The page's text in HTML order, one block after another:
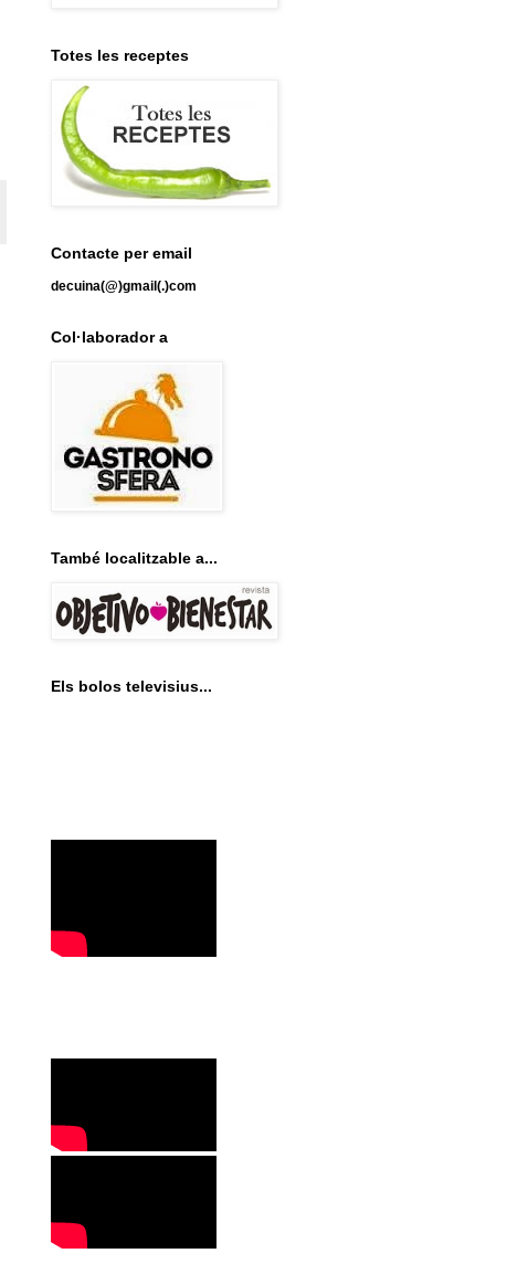
Totes les receptes
Contacte per email
decuina(@)gmail(.)com
Col·laborador a
També localitzable a...
Els bolos televisius...